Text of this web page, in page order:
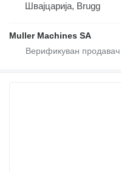
Швајцарија, Brugg
Muller Machines SA